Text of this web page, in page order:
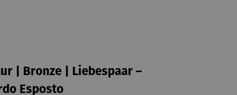
| Bronze | Liebespaar –
Esposto